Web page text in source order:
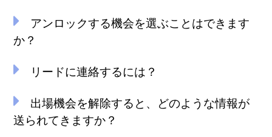
アンロックする機会を選ぶことはできます
か？
リードに連絡するには？
出場機会を解除すると、どのような情報が
送られてきますか？